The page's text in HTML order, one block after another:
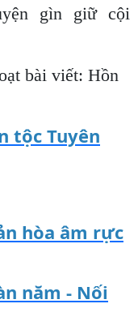
gìn giữ cội
bài viết: Hồn
tộc Tuyên
hòa âm rực
năm - Nối